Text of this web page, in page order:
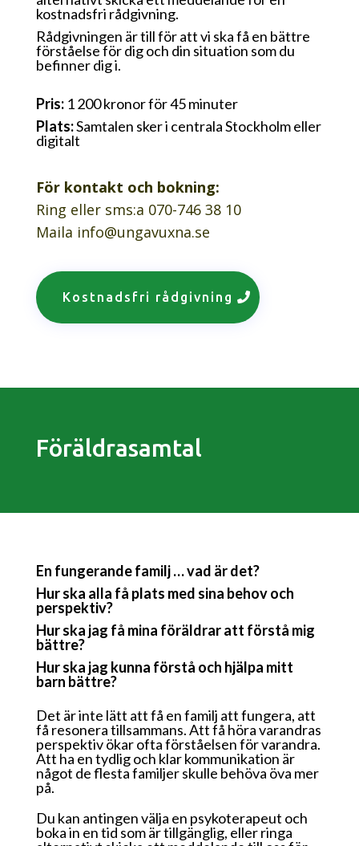
kostnadsfri rådgivning.
Rådgivningen är till för att vi ska få en bättre
förståelse för dig och din situation som du
befinner dig i.
Pris: 1 200 kronor för 45 minuter
Plats:Samtalen sker i centrala Stockholm eller
digitalt
För kontakt och bokning:
Ring eller sms:a 070-746 38 10
Maila info@ungavuxna.se
Kostnadsfri rådgivning
Föräldrasamtal
En fungerande familj … vad är det?
Hur ska alla få plats med sina behov och
perspektiv?
Hur ska jag få mina föräldrar att förstå mig
bättre?
Hur ska jag kunna förstå och hjälpa mitt
barn bättre?
Det är inte lätt att få en familj att fungera, att
få resonera tillsammans. Att få höra varandras
perspektiv ökar ofta förståelsenför varandra.
Att ha en tydlig och klar kommunikation är
något de flesta familjer skulle behöva öva mer
på.
Du kan antingen välja en psykoterapeut och
boka in en tid som är tillgänglig, eller ringa